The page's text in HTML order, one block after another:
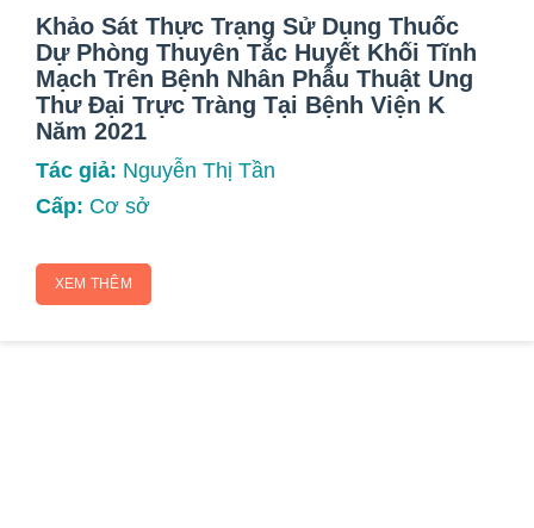
Khảo Sát Thực Trạng Sử Dụng Thuốc
Dự Phòng Thuyên Tắc Huyết Khối Tĩnh
Mạch Trên Bệnh Nhân Phẫu Thuật Ung
Thư Đại Trực Tràng Tại Bệnh Viện K
Năm 2021
Tác giả: Nguyễn Thị Tần
Cấp: Cơ sở
XEM THÊM